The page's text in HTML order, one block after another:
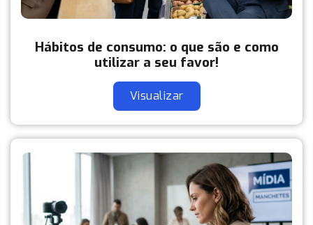
Hábitos de consumo: o que são e como
utilizar a seu favor!
Visualizar